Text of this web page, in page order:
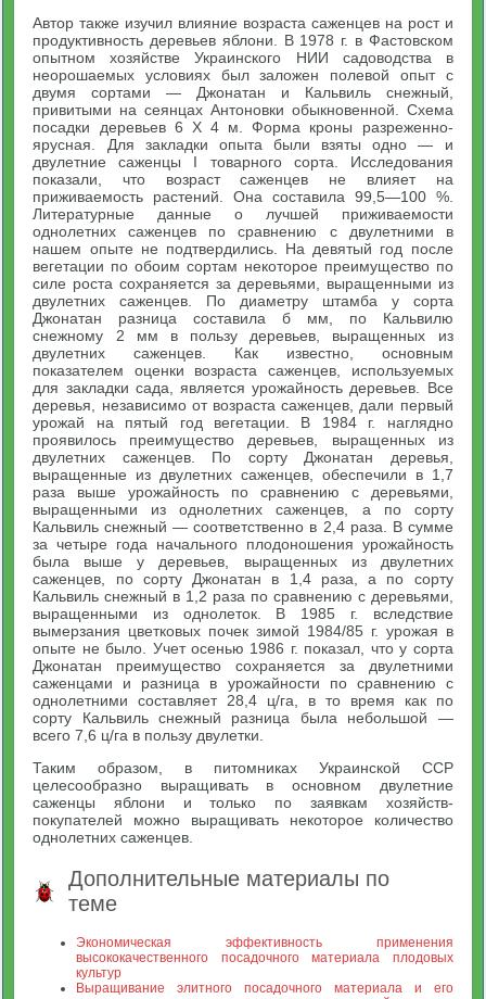
Автор также изучил влияние возраста саженцев на рост и
продуктивность деревьев яблони. В 1978 г. в Фастовском
опытном хозяйстве Украинского НИИ садоводства в
неорошаемых условиях был заложен полевой опыт с
двумя сортами — Джонатан и Кальвиль снежный,
привитыми на сеянцах Антоновки обыкновенной. Схема
посадки деревьев 6 X 4 м. Форма кроны разреженно-
ярусная. Для закладки опыта были взяты одно — и
двулетние саженцы I товарного сорта. Исследования
показали, что возраст саженцев не влияет на
приживаемость растений. Она составила 99,5—100 %.
Литературные данные о лучшей приживаемости
однолетних саженцев по сравнению с двулетними в
нашем опыте не подтвердились. На девятый год после
вегетации по обоим сортам некоторое преимущество по
силе роста сохраняется за деревьями, выращенными из
двулетних саженцев. По диаметру штамба у сорта
Джонатан разница составила б мм, по Кальвилю
снежному 2 мм в пользу деревьев, выращенных из
двулетних саженцев. Как известно, основным
показателем оценки возраста саженцев, используемых
для закладки сада, является урожайность деревьев. Все
деревья, независимо от возраста саженцев, дали первый
урожай на пятый год вегетации. В 1984 г. наглядно
проявилось преимущество деревьев, выращенных из
двулетних саженцев. По сорту Джонатан деревья,
выращенные из двулетних саженцев, обеспечили в 1,7
раза выше урожайность по сравнению с деревьями,
выращенными из однолетних саженцев, а по сорту
Кальвиль снежный — соответственно в 2,4 раза. В сумме
за четыре года начального плодоношения урожайность
была выше у деревьев, выращенных из двулетних
саженцев, по сорту Джонатан в 1,4 раза, а по сорту
Кальвиль снежный в 1,2 раза по сравнению с деревьями,
выращенными из однолеток. В 1985 г. вследствие
вымерзания цветковых почек зимой 1984/85 г. урожая в
опыте не было. Учет осенью 1986 г. показал, что у сорта
Джонатан преимущество сохраняется за двулетними
саженцами и разница в урожайности по сравнению с
однолетними составляет 28,4 ц/га, в то время как по
сорту Кальвиль снежный разница была небольшой —
всего 7,6 ц/га в пользу двулетки.
Таким образом, в питомниках Украинской ССР
целесообразно выращивать в основном двулетние
саженцы яблони и только по заявкам хозяйств-
покупателей можно выращивать некоторое количество
однолетних саженцев.
Дополнительные материалы по
теме
Экономическая эффективность применения
высококачественного посадочного материала плодовых
культур
Выращивание элитного посадочного материала и его